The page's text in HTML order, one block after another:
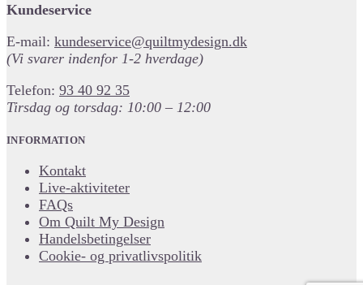
Kundeservice
E-mail: kundeservice@quiltmydesign.dk
(Vi svarer indenfor 1-2 hverdage)
Telefon: 93 40 92 35
Tirsdag og torsdag: 10:00 – 12:00
INFORMATION
Kontakt
Live-aktiviteter
FAQs
Om Quilt My Design
Handelsbetingelser
Cookie- og privatlivspolitik